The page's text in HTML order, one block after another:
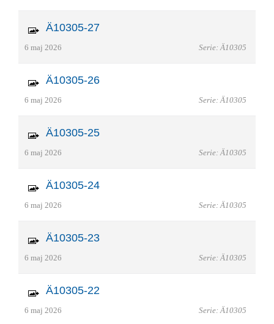
Ä10305-27
6 maj 2026 Serie: Ä10305
Ä10305-26
6 maj 2026 Serie: Ä10305
Ä10305-25
6 maj 2026 Serie: Ä10305
Ä10305-24
6 maj 2026 Serie: Ä10305
Ä10305-23
6 maj 2026 Serie: Ä10305
Ä10305-22
6 maj 2026 Serie: Ä10305